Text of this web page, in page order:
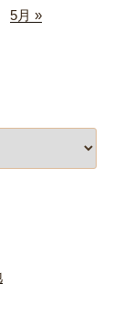
5月 »